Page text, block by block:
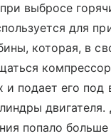
выбросе
для
которая, в
и подает его под
двигателя.
попало